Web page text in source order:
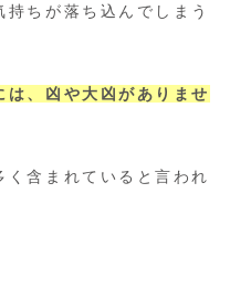
ちが落ち込んでしまう
は、凶や大凶がありませ
含まれていると言われ